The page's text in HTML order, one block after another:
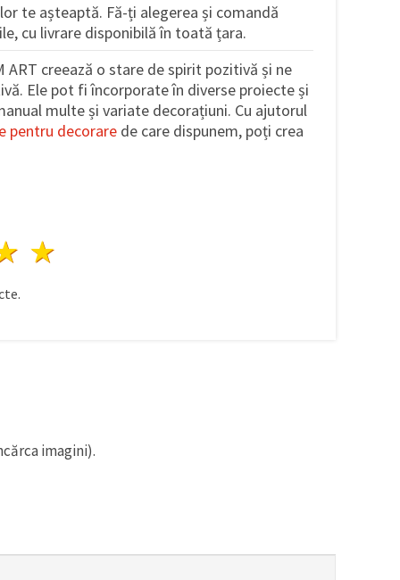
te așteaptă. Fă-ți alegerea și comandă
cu livrare disponibilă în toată țara.
ART creează o stare de spirit pozitivă și ne
Ele pot fi încorporate în diverse proiecte și
multe și variate decorațiuni. Cu ajutorul
pentru decorare de care dispunem, poți crea
4 stele
stele
imagini).